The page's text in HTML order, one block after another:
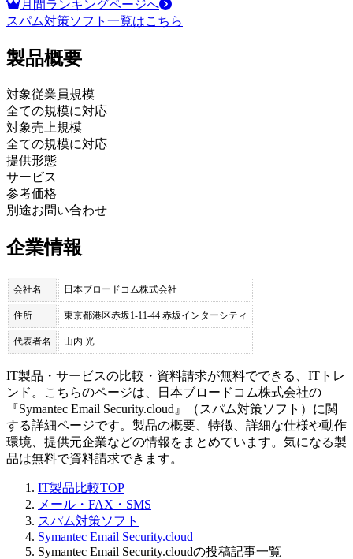
月間ランキングページへ
スパム対策ソフト 一覧はこちら
製品概要
対象従業員規模
全ての規模に対応
対象売上規模
全ての規模に対応
提供形態
サービス
参考価格
別途お問い合わせ
企業情報
会社名 日本ブロードコム株式会社
住所 東京都港区赤坂1-11-44 赤坂インターシティ
代表者名 山内 光
IT製品・サービスの比較・資料請求が無料でできる、ITトレ
ンド。こちらのページは、
日本ブロードコム株式会社の
『Symantec Email Security.cloud 』（ スパム対策ソフト ）に関
する詳細ページです。製品の概要、特徴、詳細な仕様や動作
環境、提供元企業などの情報をまとめています。気になる製
品は無料で資料請求できます。
IT製品比較TOP
メール・FAX・SMS
スパム対策ソフト
Symantec Email Security.cloud
Symantec Email Security.cloudの投稿記事一覧